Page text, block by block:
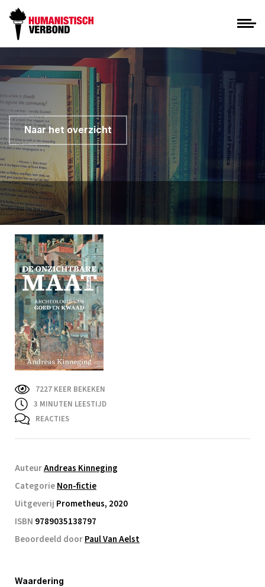
Naar het overzicht
7227 KEER BEKEKEN
3 MINUTEN LEESTIJD
REACTIES
AuteurAndreas Kinneging
CategorieNon-fictie
Uitgeverij Prometheus, 2020
ISBN 9789035138797
Beoordeeld doorPaul Van Aelst
Waardering